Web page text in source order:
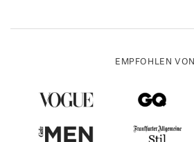
EMPFOHLEN VON